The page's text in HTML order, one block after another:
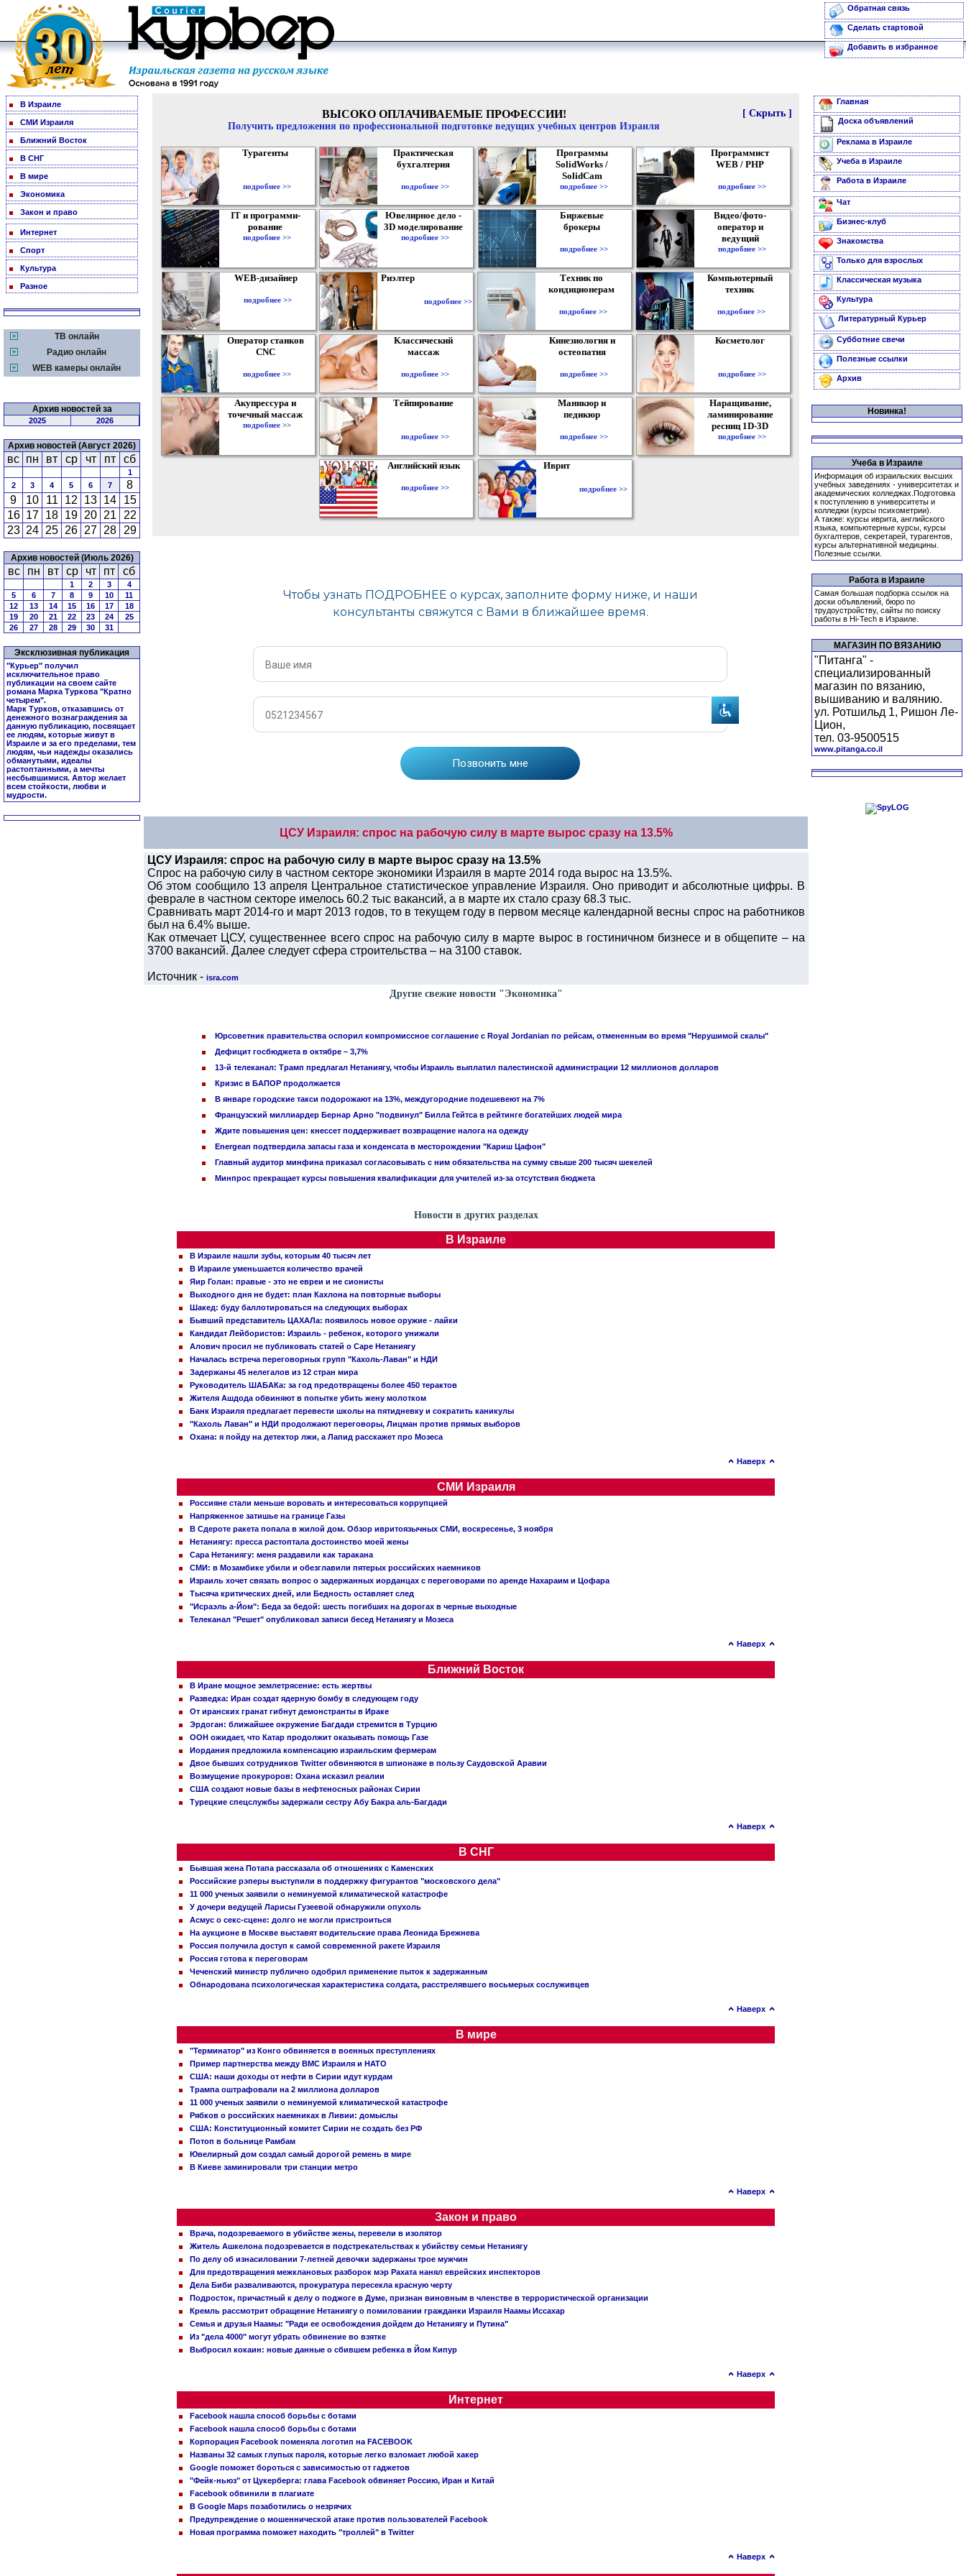
Обратная связь
Сделать стартовой
Добавить в избранное
В Израиле
СМИ Израиля
Ближний Восток
В СНГ
В мире
Экономика
Закон и право
Интернет
Спорт
Культура
Разное
ТВ онлайн
Радио онлайн
WEB камеры онлайн
Архив новостей за
2025 2026
Архив новостей (Август 2026)
вс пн вт ср чт пт сб
1
2
3 4 5 6 7
8
9
10 11 12 13 14
15
16 17 18 19 20 21
22
23 24 25 26 27 28 29
Архив новостей (Июль 2026)
вс пн вт ср чт пт сб
1 2 3
4
5
6 7 8 9 10
11
12
13 14 15 16 17
18
19
20 21 22 23 24
25
26
27 28 29 30 31
Эксклюзивная публикация
"Курьер" получил
исключительное право
публикации на своем сайте
романа Марка Туркова "Кратно
четырем".
Марк Турков, отказавшись от
денежного вознаграждения за
данную публикацию, посвящает
ее людям, которые живут в
Израиле и за его пределами, тем
людям, чьи надежды оказались
обманутыми, идеалы
растоптанными, а мечты
несбывшимися. Автор желает
всем стойкости, любви и
мудрости.
[ Скрыть ]
ВЫСОКО ОПЛАЧИВАЕМЫЕ ПРОФЕССИИ!
Получить предложения по профессиональной подготовке ведущих учебных центров Израиля
Турагенты
подробнее >>
Практическая
бухгалтерия
подробнее >>
Программы
SolidWorks /
SolidCam
подробнее >>
Программист
WEB / PHP
подробнее >>
IT и программи-
рование
подробнее >>
Ювелирное дело -
3D моделирование
подробнее >>
Биржевые
брокеры
подробнее >>
Видео/фото-
оператор и
ведущий
подробнее >>
WEB-дизайнер
подробнее >>
Риэлтер
подробнее >>
Техник по
кондиционерам
подробнее >>
Компьютерный
техник
подробнее >>
Оператор станков
CNC
подробнее >>
Классический
массаж
подробнее >>
Кинезиология и
остеопатия
подробнее >>
Косметолог
подробнее >>
Акупрессура и
точечный массаж
подробнее >>
Тейпирование
подробнее >>
Маникюр и
педикюр
подробнее >>
Наращивание,
ламинирование
ресниц 1D-3D
подробнее >>
Английский язык
подробнее >>
Иврит
подробнее >>
ЦСУ Израиля: спрос на рабочую силу в марте вырос сразу на 13.5%
ЦСУ Израиля: спрос на рабочую силу в марте вырос сразу на 13.5%
Спрос на рабочую силу в частном секторе экономики Израиля в марте 2014 года вырос на 13.5%.
Об этом сообщило 13 апреля Центральное статистическое управление Израиля. Оно приводит и абсолютные цифры. В
феврале в частном секторе имелось 60.2 тыс вакансий, а в марте их стало сразу 68.3 тыс.
Сравнивать март 2014-го и март 2013 годов, то в текущем году в первом месяце календарной весны спрос на работников
был на 6.4% выше.
Как отмечает ЦСУ, существеннее всего спрос на рабочую силу в марте вырос в гостиничном бизнесе и в общепите – на
3700 вакансий. Далее следует сфера строительства – на 3100 ставок.
Источник - isra.com
Другие свежие новости "Экономика"
Юрсоветник правительства оспорил компромиссное соглашение с Royal Jordanian по рейсам, отмененным во время "Нерушимой скалы"
Дефицит госбюджета в октябре – 3,7%
13-й телеканал: Трамп предлагал Нетаниягу, чтобы Израиль выплатил палестинской администрации 12 миллионов долларов
Кризис в БАПОР продолжается
В январе городские такси подорожают на 13%, междугородние подешевеют на 7%
Французский миллиардер Бернар Арно "подвинул" Билла Гейтса в рейтинге богатейших людей мира
Ждите повышения цен: кнессет поддерживает возвращение налога на одежду
Energean подтвердила запасы газа и конденсата в месторождении "Кариш Цафон"
Главный аудитор минфина приказал согласовывать с ним обязательства на сумму свыше 200 тысяч шекелей
Минпрос прекращает курсы повышения квалификации для учителей из-за отсутствия бюджета
Новости в других разделах
В Израиле
В Израиле нашли зубы, которым 40 тысяч лет
В Израиле уменьшается количество врачей
Яир Голан: правые - это не евреи и не сионисты
Выходного дня не будет: план Кахлона на повторные выборы
Шакед: буду баллотироваться на следующих выборах
Бывший представитель ЦАХАЛа: появилось новое оружие - лайки
Кандидат Лейбористов: Израиль - ребенок, которого унижали
Алович просил не публиковать статей о Саре Нетаниягу
Началась встреча переговорных групп "Кахоль-Лаван" и НДИ
Задержаны 45 нелегалов из 12 стран мира
Руководитель ШАБАКа: за год предотвращены более 450 терактов
Жителя Ашдода обвиняют в попытке убить жену молотком
Банк Израиля предлагает перевести школы на пятидневку и сократить каникулы
"Кахоль Лаван" и НДИ продолжают переговоры, Лицман против прямых выборов
Охана: я пойду на детектор лжи, а Лапид расскажет про Мозеса
Наверх
СМИ Израиля
Россияне стали меньше воровать и интересоваться коррупцией
Напряженное затишье на границе Газы
В Сдероте ракета попала в жилой дом. Обзор ивритоязычных СМИ, воскресенье, 3 ноября
Нетаниягу: пресса растоптала достоинство моей жены
Сара Нетаниягу: меня раздавили как таракана
СМИ: в Мозамбике убили и обезглавили пятерых российских наемников
Израиль хочет связать вопрос о задержанных иорданцах с переговорами по аренде Нахараим и Цофара
Тысяча критических дней, или Бедность оставляет след
"Исраэль а-Йом": Беда за бедой: шесть погибших на дорогах в черные выходные
Телеканал "Решет" опубликовал записи бесед Нетаниягу и Мозеса
Наверх
Ближний Восток
В Иране мощное землетрясение: есть жертвы
Разведка: Иран создат ядерную бомбу в следующем году
От иранских гранат гибнут демонстранты в Ираке
Эрдоган: ближайшее окружение Багдади стремится в Турцию
ООН ожидает, что Катар продолжит оказывать помощь Газе
Иордания предложила компенсацию израильским фермерам
Двое бывших сотрудников Twitter обвиняются в шпионаже в пользу Саудовской Аравии
Возмущение прокуроров: Охана исказил реалии
США создают новые базы в нефтеносных районах Сирии
Турецкие спецслужбы задержали сестру Абу Бакра аль-Багдади
Наверх
В СНГ
Бывшая жена Потапа рассказала об отношениях с Каменских
Российские рэперы выступили в поддержку фигурантов "московского дела"
11 000 ученых заявили о неминуемой климатической катастрофе
У дочери ведущей Ларисы Гузеевой обнаружили опухоль
Асмус о секс-сцене: долго не могли пристроиться
На аукционе в Москве выставят водительские права Леонида Брежнева
Россия получила доступ к самой современной ракете Израиля
Россия готова к переговорам
Чеченский министр публично одобрил применение пыток к задержанным
Обнародована психологическая характеристика солдата, расстрелявшего восьмерых сослуживцев
Наверх
В мире
"Терминатор" из Конго обвиняется в военных преступлениях
Пример партнерства между ВМС Израиля и НАТО
США: наши доходы от нефти в Сирии идут курдам
Трампа оштрафовали на 2 миллиона долларов
11 000 ученых заявили о неминуемой климатической катастрофе
Рябков о российских наемниках в Ливии: домыслы
США: Конституционный комитет Сирии не создать без РФ
Потоп в больнице Рамбам
Ювелирный дом создал самый дорогой ремень в мире
В Киеве заминировали три станции метро
Наверх
Закон и право
Врача, подозреваемого в убийстве жены, перевели в изолятор
Житель Ашкелона подозревается в подстрекательствах к убийству семьи Нетаниягу
По делу об изнасиловании 7-летней девочки задержаны трое мужчин
Для предотвращения межклановых разборок мэр Рахата нанял еврейских инспекторов
Дела Биби разваливаются, прокуратура пересекла красную черту
Подросток, причастный к делу о поджоге в Думе, признан виновным в членстве в террористической организации
Кремль рассмотрит обращение Нетаниягу о помиловании гражданки Израиля Наамы Иссахар
Семья и друзья Наамы: "Ради ее освобождения дойдем до Нетаниягу и Путина"
Из "дела 4000" могут убрать обвинение во взятке
Выбросил кокаин: новые данные о сбившем ребенка в Йом Кипур
Наверх
Интернет
Facebook нашла способ борьбы с ботами
Facebook нашла способ борьбы с ботами
Корпорация Facebook поменяла логотип на FACEBOOK
Названы 32 самых глупых пароля, которые легко взломает любой хакер
Google поможет бороться с зависимостью от гаджетов
"Фейк-ньюз" от Цукерберга: глава Facebook обвиняет Россию, Иран и Китай
Facebook обвинили в плагиате
В Google Maps позаботились о незрячих
Предупреждение о мошеннической атаке против пользователей Facebook
Новая программа поможет находить "троллей" в Twitter
Наверх
Главная
Доска объявлений
Реклама в Израиле
Учеба в Израиле
Работа в Израиле
Чат
Бизнес-клуб
Знакомства
Только для взрослых
Классическая музыка
Культура
Литературный Курьер
Субботние свечи
Полезные ссылки
Архив
Новинка!
Учеба в Израиле
Информация об израильских высших
учебных заведениях - университетах и
академических колледжах.Подготовка
к поступлению в университеты и
колледжи (курсы психометрии).
А также: курсы иврита, английского
языка, компьютерные курсы, курсы
бухгалтеров, секретарей, турагентов,
курсы альтернативной медицины.
Полезные ссылки.
Работа в Израиле
Самая большая подборка ссылок на
доски объявлений, бюро по
трудоустройству, сайты по поиску
работы в Hi-Tech в Израиле.
МАГАЗИН ПО ВЯЗАНИЮ
"Питанга" -
специализированный
магазин по вязанию,
вышиванию и валянию.
ул. Ротшильд 1, Ришон Ле-
Цион,
тел. 03-9500515
www.pitanga.co.il